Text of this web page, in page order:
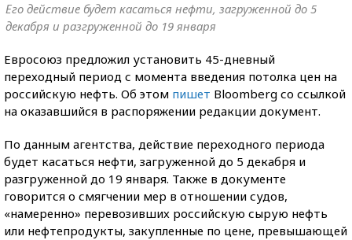
Его действие будет касаться нефти, загруженной до 5
декабря и разгруженной до 19 января
Евросоюз предложил установить 45-дневный
переходный период с момента введения потолка цен на
российскую нефть. Об этом пишет Bloomberg со ссылкой
на оказавшийся в распоряжении редакции документ.
По данным агентства, действие переходного периода
будет касаться нефти, загруженной до 5 декабря и
разгруженной до 19 января. Также в документе
говорится о смягчении мер в отношении судов,
«намеренно» перевозивших российскую сырую нефть
или нефтепродукты, закупленные по цене, превышающей